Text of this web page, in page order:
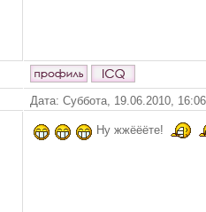
Дата: Суббота, 19.06.2010,
Ну жжёёёте!